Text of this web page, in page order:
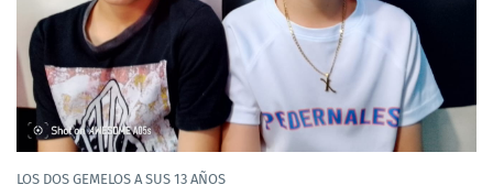
LOS DOS GEMELOS A SUS 13 AÑOS